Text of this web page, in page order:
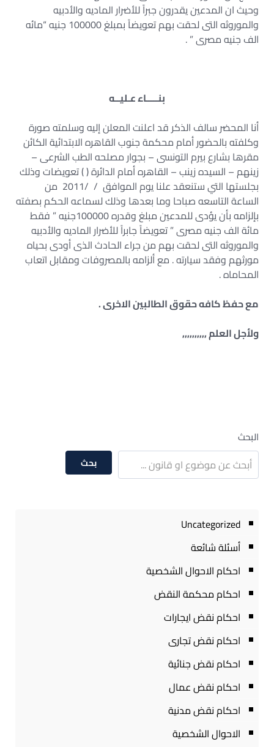
وحيث ان المدعين يقدرون جبراً للأضرار الماديه والأدبيه
والموروثه التى لحقت بهم تعويضاً بمبلغ 100000 جنيه “مائه
الف جنيه مصرى ” .
بنـــــاء عـليــه
أنا المحضر سالف الذكر قد اعلنت المعلن إليه وسلمته صورة
وكلفته بالحضور أمام محكمة جنوب القاهره الابتدائية الكائن
مقرها بشارع بيرم التونسى – بجوار مصلحه الطب الشرعى –
زينهم – السيده زينب – القاهره أمام الدائرة ( ) تعويضات وذلك
بجلستها التي ستنعقد علنا يوم الموافق / /2011 من
الساعة التاسعه صباحا وما بعدها وذلك لسماعه الحكم بصفته
بإلزامه بأن يؤدى للمدعين مبلغ وقدره 100000جنيه ” فقط
مائة الف جنيه مصرى ” تعويضاً جابراً للأضرار الماديه والأدبيه
والموروثه التى لحقت بهم من جراء الحادث الذى أودى بحياه
مورثهم وفقد سيارته . مع ألزامه بالمصروفات ومقابل اتعاب
المحاماه .
مع حفظ كافه حقوق الطالبين الاخرى .
ولأجل العلم ,,,,,,,,,,
البحث
بحث
Uncategorized
أسئلة شائعة
احكام الاحوال الشخصية
احكام محكمة النقض
احكام نقض ايجارات
احكام نقض تجارى
احكام نقض جنائية
احكام نقض عمال
احكام نقض مدنية
الاحوال الشخصية